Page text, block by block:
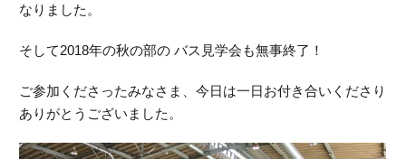
なりました。
そして2018年の秋の部の バス見学会も無事終了！
ご参加くださったみなさま、今日は一日お付き合いくださり
ありがとうございました。